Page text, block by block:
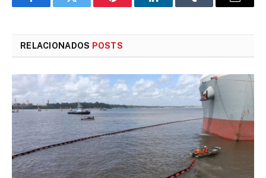
FacebookTwitter Pinterest LinkedInTumblr
E-
RELACIONADOS POSTS